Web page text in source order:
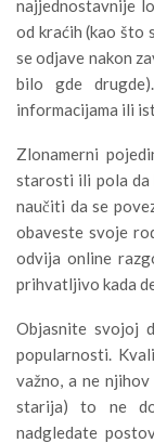
najjednostavnije
od kraćih (kao što
se odjave nakon
bilo gde
informacijama ili
Zlonamerni
starosti ili pola da
naučiti da se
obaveste svoje
odvija online
prihvatljivo kada
Objasnite svojoj
popularnosti.
važno, a ne
starija) to ne
nadgledate